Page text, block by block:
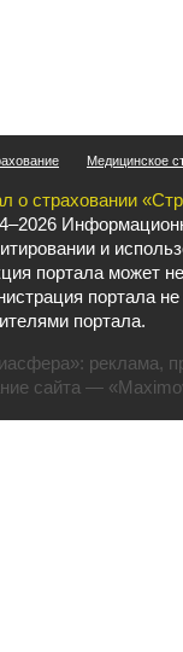
Медицинское
о страховании
и
портала может
портала
портала.
реклама,
сайта —